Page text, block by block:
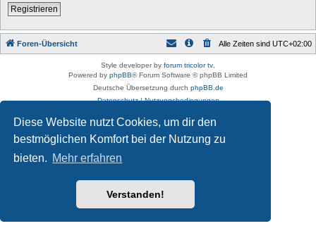
Diese Website nutzt Cookies, um dir den
bestmöglichen Komfort bei der Nutzung zu
bieten. Mehr erfahren
Verstanden!
Registrieren
Foren-Übersicht Alle Zeiten sind UTC+02:00
Style developer by forum tricolor tv
Powered by phpBB® Forum Software © phpBB Limited
Deutsche Übersetzung durch phpBB.de
Datenschutz|Nutzungsbedingungen